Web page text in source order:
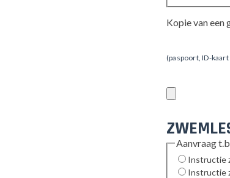
Kopie van
(paspoort, ID-
Aanvraag
Instructie
Instructie